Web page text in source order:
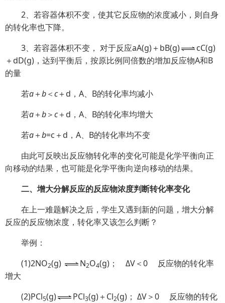
2、若容器体积不变，使其它反应物的浓度减小，则自身
的转化率也下降。
3、若容器体积不变， 对于反应aA(g)＋bB(g)
cC(g)
＋dD(g)，达到平衡后，按原比例同倍数的增加反应物A和B
的量
若a＋b＜c＋d， A、B的转化率均减小
若a＋b＞c＋d， A、B的转化率均增大
若a＋b=c＋d， A、B的转化率均不变
由此可反映出反应物转化率的变化可能是化学平衡向正
向移动的结果，也可能是化学平衡向逆向移动的结果。
二、增大分解反应的反应物浓度判断转化率变化
在上一难题解决之后，学生又遇到新的问题，增大分解
反应的反应物浓度，转化率又该怎么判断？
举例：
(1)2NO2(g) N2O4(g)； ΔV＜0
反应物的转化率
增大
(2)PCl5(g) PCl3(g)＋Cl2(g)； ΔV＞0 反应物的转化